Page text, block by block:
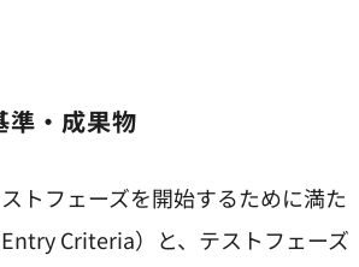
準・成果物
トフェーズを開始するために満た
Criteria）と、テストフェーズ